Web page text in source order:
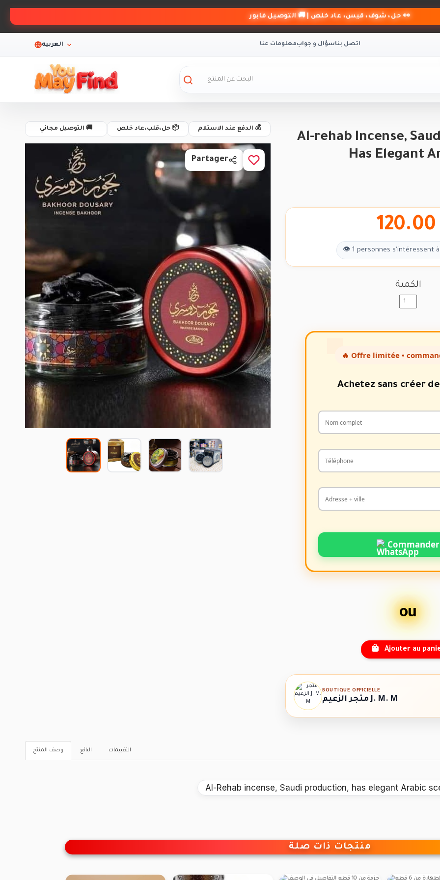
👀 حل، شوف، قيس، عاد خلص | 🚚 التوصيل فابور
العربية معلومات عناسؤال و جواباتصل بنا
🚚 التوصيل مجاني 📦 حل،قلب،عاد خلص 💰 الدفع عند الاستلام
Partager
Al-rehab Incense,
Has Elegant
120.00
👁 1 personnes s'intéressent
الكمية
🔥 Offre limitée •
Achetez sans créer
Commander
ou
Ajouter au
BOUTIQUE OFFICIELLE
متجر الزعيم J. M. M
وصف المنتج البائع التقييمات
Al-Rehab incense, Saudi production, has elegant Arabic
منتجات ذات صلة